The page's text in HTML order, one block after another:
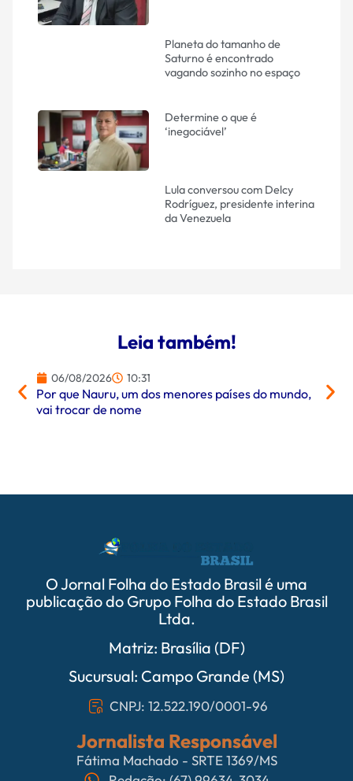
Planeta do tamanho de
Saturno é encontrado
vagando sozinho no espaço
Determine o que é
‘inegociável’
Lula conversou com Delcy
Rodríguez, presidente interina
da Venezuela
Leia também!
06/08/2026 10:31
Por que Nauru, um dos menores países do mundo,
vai trocar de nome
O Jornal Folha do Estado Brasil é uma
publicação do Grupo Folha do Estado Brasil
Ltda.
Matriz: Brasília (DF)
Sucursual: Campo Grande (MS)
CNPJ: 12.522.190/0001-96
Jornalista Responsável
Fátima Machado - SRTE 1369/MS